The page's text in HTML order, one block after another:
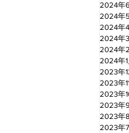
2024年
2024年
2024年
2024年
2024年
2024年1
2023年
2023年
2023年
2023年
2023年
2023年